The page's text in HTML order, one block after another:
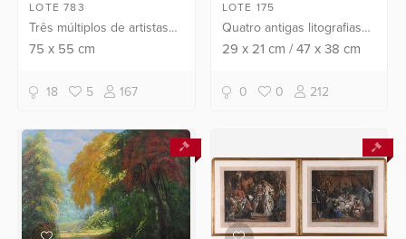
LOTE 783
Três múltiplos de artistas
italianos sobre metal (com
75x 55cm
18 5 167
LOTE 175
Quatro antigas litografias
(pequenas partes com
29 x21 cm /47 x38 cm
0 0 212